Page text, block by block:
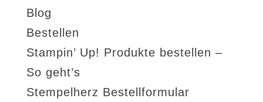
Blog
Bestellen
Stampin’ Up! Produkte bestellen –
So geht’s
Stempelherz Bestellformular